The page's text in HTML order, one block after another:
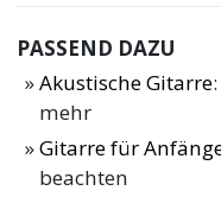
PASSEND DAZU
Akustische Gitarre
mehr
Gitarre für
beachten